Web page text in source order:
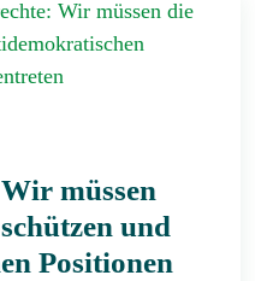
müssen
und
Positionen